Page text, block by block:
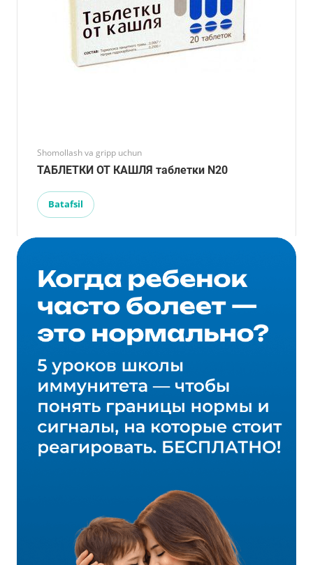
Shomollash va gripp uchun
ТАБЛЕТКИ ОТ КАШЛЯ таблетки N20
Batafsil